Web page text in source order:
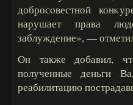
добросοвестной
нарушает права
заблуждение», —
Он также добавил,
полученные деньги
реабилитацию